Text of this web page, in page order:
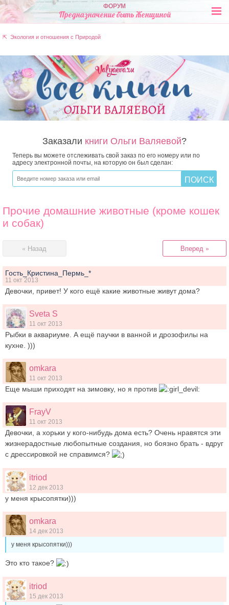
ФОРУМ
Предназначение быть Женщиной
⇱ Экология и отношения с Природой
Заказали книги Ольги Валяевой?
Теперь вы можете отслеживать свой заказ по его номеру или по
адресу электронной почты, на которую он был сделан:
Прочие домашние животные (кроме кошек
и собак)
« Назад Вперед »
Гость_Кристина_Пермь_*
11 окт 2013
Девочки, привет! У кого ещё какие животные живут дома?
Sveta S
11 окт 2013
Рыбки в аквариуме. А ещё паучки в ванной и дрозофилы на
кухне. )))
omkara
11 окт 2013
Еще мыши приходят на зимовку, но я против
FrayV
11 окт 2013
Девочки, а хорьки у кого-нибудь дома есть? Очень нравятся эти
жизнерадостные любопытные создания, но боязно брать - вдруг
с дрессировкой не справимся?
itriod
12 дек 2013
у меня крысопятки)))
omkara
14 дек 2013
у меня крысопятки)))
Это кто такое?
itriod
15 дек 2013